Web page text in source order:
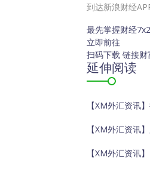
到达新浪财经
最先掌握财经
立即前往
扫码下载 链接财
延伸阅读
【XM外汇资讯
【XM外汇资讯
【XM外汇资讯